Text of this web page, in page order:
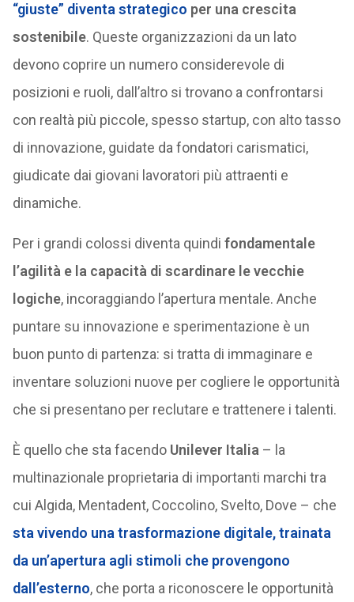
“giuste” diventa strategico per una crescita
sostenibile. Queste organizzazioni da un lato
devono coprire un numero considerevole di
posizioni e ruoli, dall’altro si trovano a confrontarsi
con realtà più piccole, spesso startup, con alto tasso
di innovazione, guidate da fondatori carismatici,
giudicate dai giovani lavoratori più attraenti e
dinamiche.
Per i grandi colossi diventa quindi fondamentale
l’agilità e la capacità di scardinare le vecchie
logiche, incoraggiando l’apertura mentale. Anche
puntare su innovazione e sperimentazione è un
buon punto di partenza: si tratta di immaginare e
inventare soluzioni nuove per cogliere le opportunità
che si presentano per reclutare e trattenere i talenti.
È quello che sta facendo Unilever Italia – la
multinazionale proprietaria di importanti marchi tra
cui Algida, Mentadent, Coccolino, Svelto, Dove – che
sta vivendo una trasformazione digitale, trainata
da un’apertura agli stimoli che provengono
dall’esterno, che porta a riconoscere le opportunità